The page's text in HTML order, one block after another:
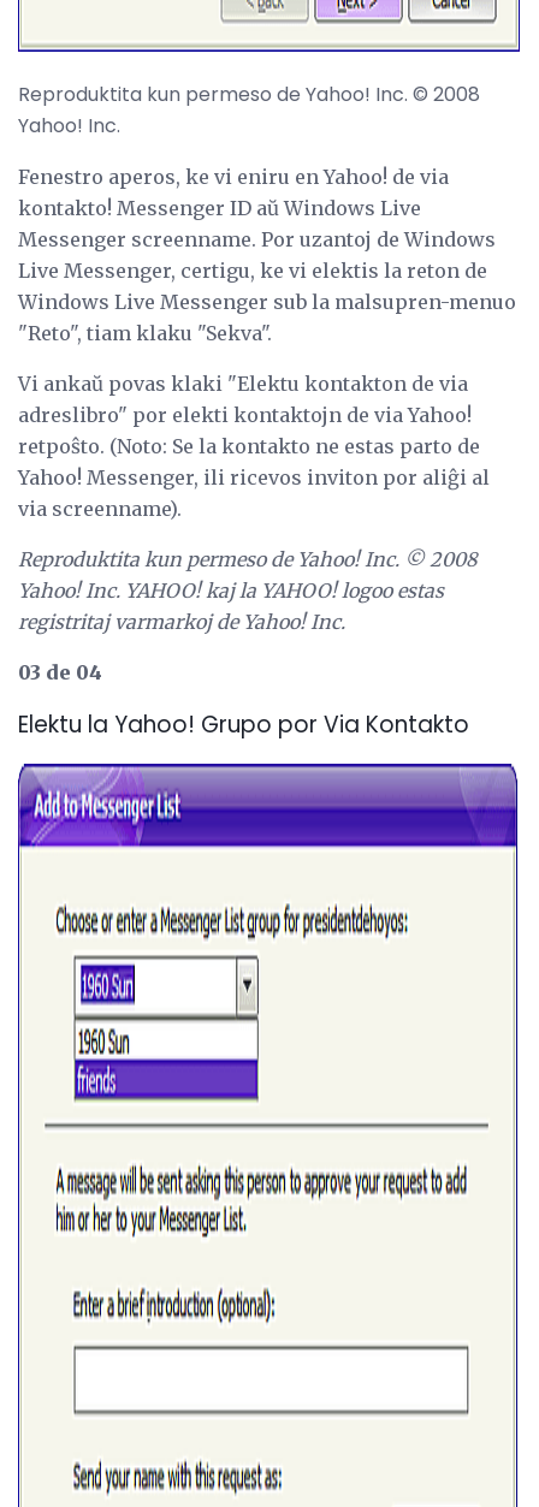
Reproduktita kun permeso de Yahoo! Inc. © 2008
Yahoo! Inc.
Fenestro aperos, ke vi eniru en Yahoo! de via
kontakto! Messenger ID aŭ Windows Live
Messenger screenname. Por uzantoj de Windows
Live Messenger, certigu, ke vi elektis la reton de
Windows Live Messenger sub la malsupren-menuo
"Reto", tiam klaku "Sekva".
Vi ankaŭ povas klaki "Elektu kontakton de via
adreslibro" por elekti kontaktojn de via Yahoo!
retpoŝto. (Noto: Se la kontakto ne estas parto de
Yahoo! Messenger, ili ricevos inviton por aliĝi al
via screenname).
Reproduktita kun permeso de Yahoo! Inc. © 2008
Yahoo! Inc. YAHOO! kaj la YAHOO! logoo estas
registritaj varmarkoj de Yahoo! Inc.
03 de 04
Elektu la Yahoo! Grupo por Via Kontakto